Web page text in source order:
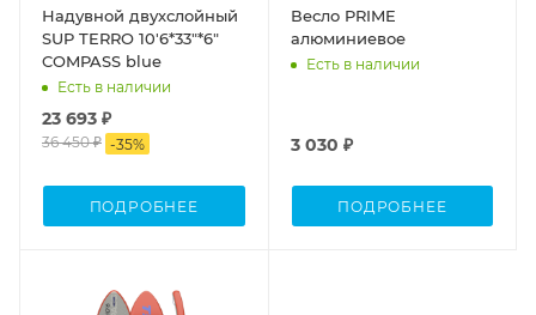
Надувной двухслойный
SUP TERRO 10'6*33"*6"
COMPASS blue
Есть в наличии
23 693 ₽
36 450 ₽ -35%
ПОДРОБНЕЕ
Весло PRIME
алюминиевое
Есть в наличии
3 030 ₽
ПОДРОБНЕЕ